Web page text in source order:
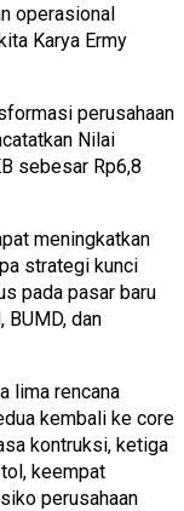
operasional
Karya Ermy
perusahaan
Nilai
sebesar Rp6,8
meningkatkan
strategi kunci
pada pasar baru
BUMD, dan
lima rencana
kembali ke core
kontruksi, ketiga
keempat
perusahaan